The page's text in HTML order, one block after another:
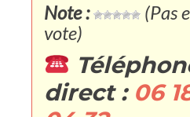
Note :
(Pas
vote)
direct : 06